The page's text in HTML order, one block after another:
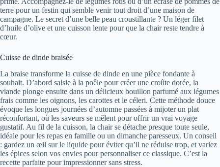
terre pour un festin qui semble venir tout droit d’une maison de
campagne. Le secret d’une belle peau croustillante ? Un léger filet
d’huile d’olive et une cuisson lente pour que la chair reste tendre à
cœur.
Cuisse de dinde braisée
La braise transforme la cuisse de dinde en une pièce fondante à
souhait. D’abord saisie à la poêle pour créer une croûte dorée, la
viande plonge ensuite dans un délicieux bouillon parfumé aux légumes
frais comme les oignons, les carottes et le céleri. Cette méthode douce
évoque les longues journées d’automne passées à mijoter un plat
réconfortant, où les saveurs se mêlent pour offrir un vrai voyage
gustatif. Au fil de la cuisson, la chair se détache presque toute seule,
idéale pour les repas en famille ou un dimanche paresseux. Un conseil
: gardez un œil sur le liquide pour éviter qu’il ne réduise trop, et variez
les épices selon vos envies pour personnaliser ce classique. C’est la
recette parfaite pour impressionner sans stress.